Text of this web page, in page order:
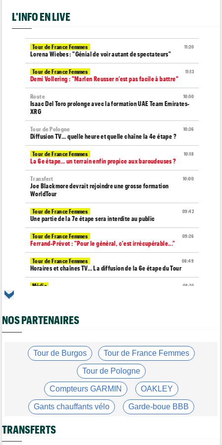
L'INFO EN LIVE
11:20
Tour de France Femmes
Lorena Wiebes : "Génial de voir autant de spectateurs"
11:13
Tour de France Femmes
Demi Vollering : "Marlen Reusser n’est pas facile à battre"
10:50
Route
Isaac Del Toro prolonge avec la formation UAE Team Emirates-
XRG
10:36
Tour de Pologne
Diffusion TV... quelle heure et quelle chaîne la 4e étape ?
10:18
Tour de France Femmes
La 6e étape… un terrain enfin propice aux baroudeuses ?
10:00
Transfert
Joe Blackmore devrait rejoindre une grosse formation
WorldTour
09:42
Tour de France Femmes
Une partie de la 7e étape sera interdite au public
09:26
Tour de France Femmes
Ferrand-Prévot : "Pour le général, c'est irrécupérable..."
08:49
Tour de France Femmes
Horaires et chaînes TV… La diffusion de la 6e étape du Tour
08:25
Média
A quelle heure et sur quelle chaîne suivre la 3e étape à la TV ?
semaine
Quels sont les prochains défis de Tadej Pogacar ?
Média
Toutes nos vidéos de cyclisme sont sur Youtube : Cyclism'Actu
TV
Média
L'abonnement à Cyclism'Actu sans pub sans pop up : 9,99€
NOS PARTENAIRES
Tour de Burgos Tour de France Femmes
Tour de Pologne
Compteurs GARMIN OAKLEY
Gants chauffants vélo Garde-boue BBB
Casque ABUS
TRANSFERTS